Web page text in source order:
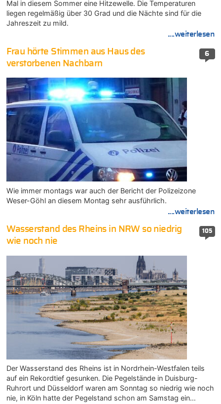
Mal in diesem Sommer eine Hitzewelle. Die Temperaturen
liegen regelmäßig über 30 Grad und die Nächte sind für die
Jahreszeit zu mild.
....weiterlesen
6
Frau hörte Stimmen aus Haus des
verstorbenen Nachbarn
Wie immer montags war auch der Bericht der Polizeizone
Weser-Göhl an diesem Montag sehr ausführlich.
....weiterlesen
105
Wasserstand des Rheins in NRW so niedrig
wie noch nie
Der Wasserstand des Rheins ist in Nordrhein-Westfalen teils
auf ein Rekordtief gesunken. Die Pegelstände in Duisburg-
Ruhrort und Düsseldorf waren am Sonntag so niedrig wie noch
nie, in Köln hatte der Pegelstand schon am Samstag ein…